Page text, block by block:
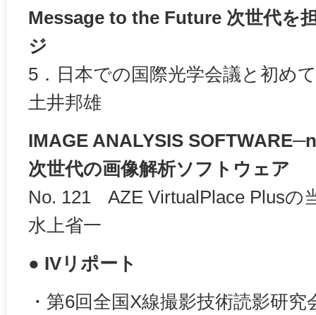
Message to the Future 次世代を
ジ
5．日本での国際光学会議と初め
土井邦雄
IMAGE ANALYSIS
次世代の画像解析ソフトウェア
No. 121 AZE VirtualPlace Plusの
水上省一
● IVリポート
・第6回全国X線撮影技術読影研究